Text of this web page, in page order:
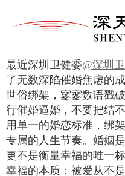
最近深圳卫健委@深圳
了无数深陷催婚焦虑的
世俗绑架，寥寥数语戳
行催婚逼婚，不要把结
用单一的婚恋标准，绑
专属的人生节奏。婚姻
更不是衡量幸福的唯一
幸福的本质：被爱从不